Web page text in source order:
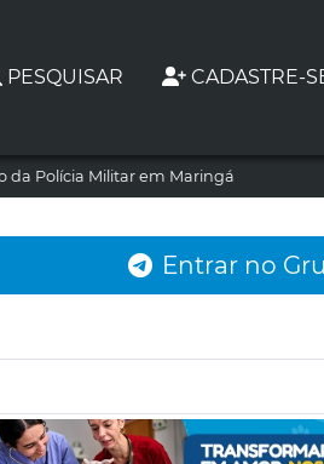
PESQUISAR CADASTRE-
da Polícia Militar em Maringá
Entrar no